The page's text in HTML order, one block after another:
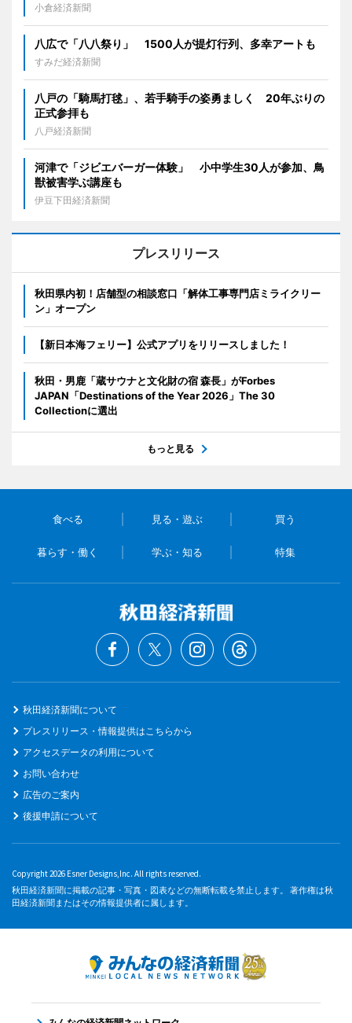
小倉経済新聞
八広で「八八祭り」 1500人が提灯行列、多幸アートも
すみだ経済新聞
八戸の「騎馬打毬」、若手騎手の姿勇ましく 20年ぶりの
正式参拝も
八戸経済新聞
河津で「ジビエバーガー体験」 小中学生30人が参加、鳥
獣被害学ぶ講座も
伊豆下田経済新聞
プレスリリース
秋田県内初！店舗型の相談窓口「解体工事専門店ミライクリー
ン」オープン
【新日本海フェリー】公式アプリをリリースしました！
秋田・男鹿「蔵サウナと文化財の宿 森長」がForbes
JAPAN「Destinations of the Year 2026」The 30
Collectionに選出
もっと見る
食べる 見る・遊ぶ 買う
暮らす・働く 学ぶ・知る 特集
秋田経済新聞について
プレスリリース・情報提供はこちらから
アクセスデータの利用について
お問い合わせ
広告のご案内
後援申請について
Copyright 2026 Esner Designs,Inc. All rights reserved.
秋田経済新聞に掲載の記事・写真・図表などの無断転載を禁止します。 著作権は秋
田経済新聞またはその情報提供者に属します。